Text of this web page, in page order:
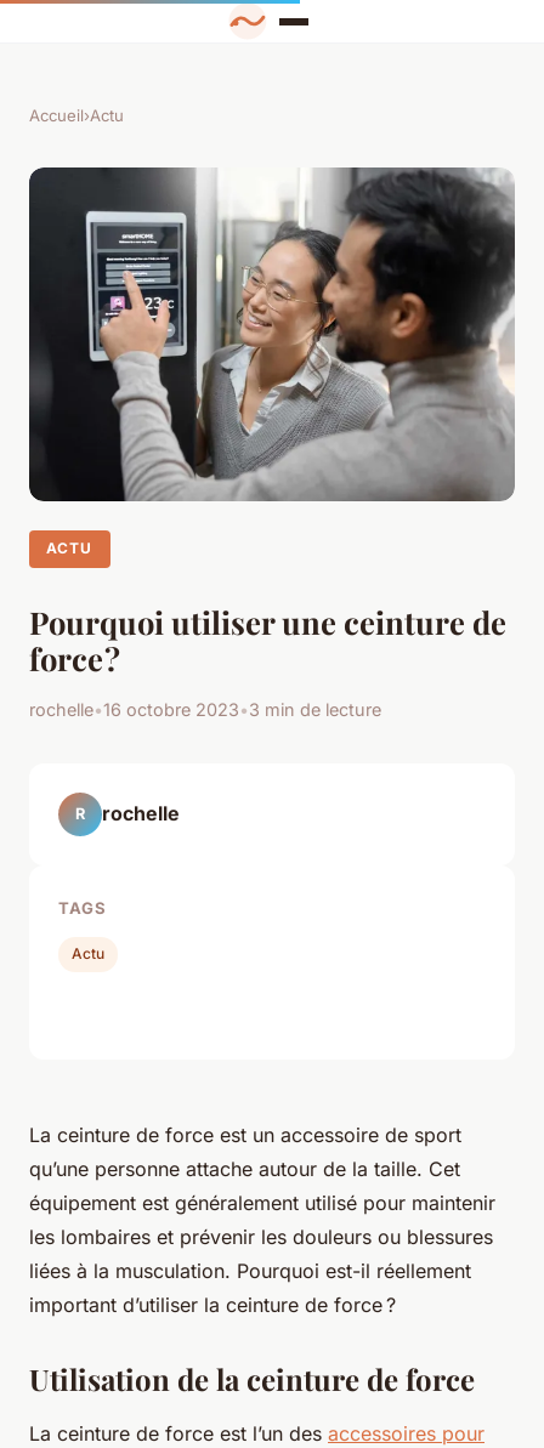
Accueil›Actu
ACTU
Pourquoi utiliser une ceinture de
force ?
rochelle•16 octobre 2023•3 min de lecture
La ceinture de force est un accessoire de sport
qu’une personne attache autour de la taille. Cet
équipement est généralement utilisé pour maintenir
les lombaires et prévenir les douleurs ou blessures
liées à la musculation. Pourquoi est-il réellement
important d’utiliser la ceinture de force ?
Utilisation de la ceinture de force
La ceinture de force est l’un des accessoires pour
R rochelle
TAGS
Actu